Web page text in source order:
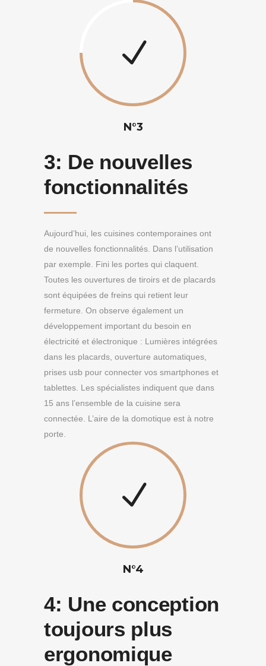
N°3
3: De nouvelles
fonctionnalités
Aujourd’hui, les cuisines contemporaines ont
de nouvelles fonctionnalités. Dans l’utilisation
par exemple. Fini les portes qui claquent.
Toutes les ouvertures de tiroirs et de placards
sont équipées de freins qui retient leur
fermeture. On observe également un
développement important du besoin en
électricité et électronique : Lumières intégrées
dans les placards, ouverture automatiques,
prises usb pour connecter vos smartphones et
tablettes. Les spécialistes indiquent que dans
15 ans l’ensemble de la cuisine sera
connectée. L’aire de la domotique est à notre
porte.
N°4
4: Une conception
toujours plus
ergonomique